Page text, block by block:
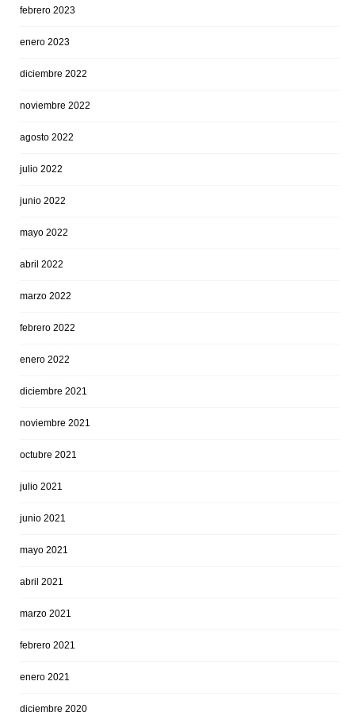
febrero 2023
enero 2023
diciembre 2022
noviembre 2022
agosto 2022
julio 2022
junio 2022
mayo 2022
abril 2022
marzo 2022
febrero 2022
enero 2022
diciembre 2021
noviembre 2021
octubre 2021
julio 2021
junio 2021
mayo 2021
abril 2021
marzo 2021
febrero 2021
enero 2021
diciembre 2020